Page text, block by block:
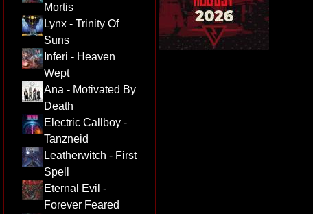
Mortis
Lynx - Trinity Of
Suns
Inferi - Heaven
Wept
Ana - Motivated By
Death
Electric Callboy -
Tanzneid
Leatherwitch - First
Spell
Eternal Evil -
Forever Feared